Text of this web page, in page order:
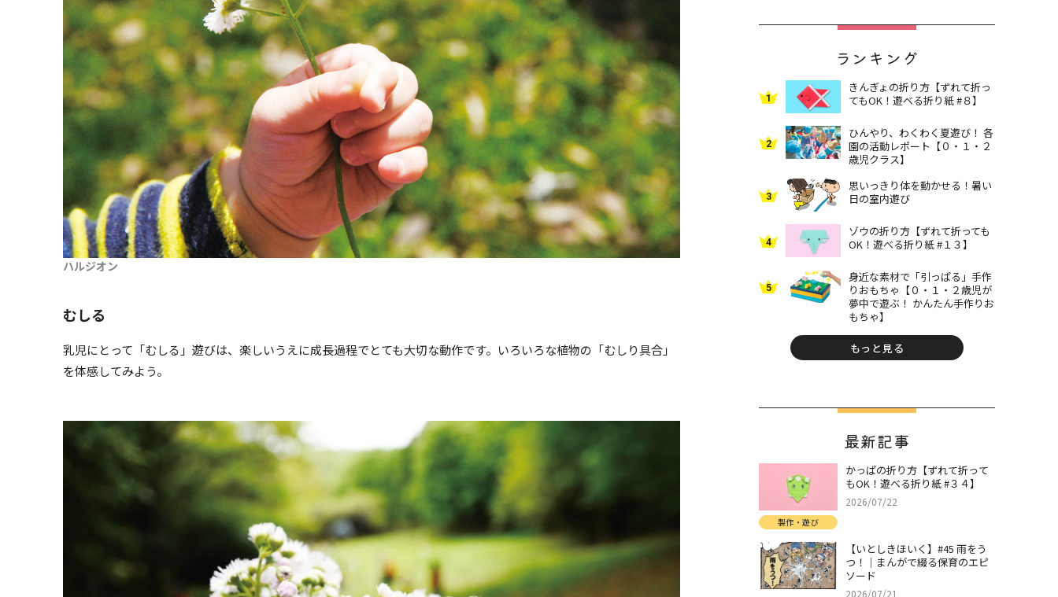
ハルジオン
むしる
乳児にとって「むしる」遊びは、楽しいうえに成長過程でとても大切な動作です。いろいろな植物の「むしり具合」
を体感してみよう。
ランキング
1
きんぎょの折り方【ずれて折っ
てもOK！遊べる折り紙 #８】
2
ひんやり、わくわく夏遊び！ 各
園の活動レポート【０・１・２
歳児クラス】
3
思いっきり体を動かせる！暑い
日の室内遊び
4
ゾウの折り方【ずれて折っても
OK！遊べる折り紙 #１３】
5
身近な素材で「引っぱる」手作
りおもちゃ【０・１・２歳児が
夢中で遊ぶ！ かんたん手作りお
もちゃ】
もっと見る
最新記事
かっぱの折り方【ずれて折って
もOK！遊べる折り紙 #３４】
2026/07/22
製作・遊び
【いとしきほいく】#45 雨をう
つ！｜まんがで綴る保育のエピ
ソード
2026/07/21